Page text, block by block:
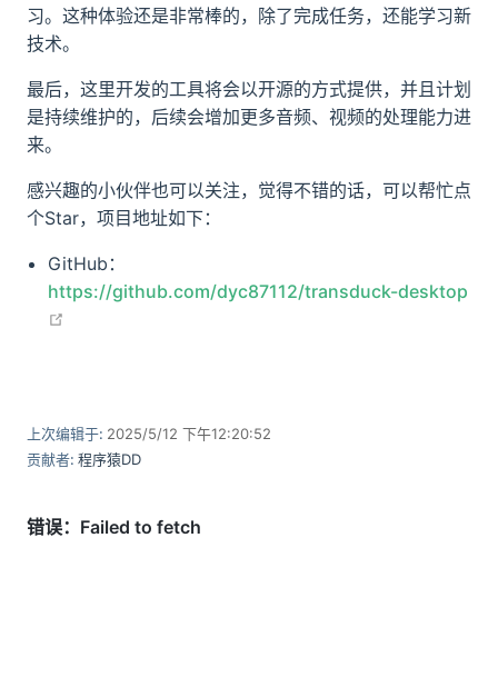
习。这种体验还是非常棒的，除了完成任务，还能学习新
技术。
最后，这里开发的工具将会以开源的方式提供，并且计划
是持续维护的，后续会增加更多音频、视频的处理能力进
来。
感兴趣的小伙伴也可以关注，觉得不错的话，可以帮忙点
个Star，项目地址如下：
GitHub：
https://github.com/dyc87112/transduck-desktop
上次编辑于: 2025/5/12 下午12:20:52
贡献者: 程序猿DD